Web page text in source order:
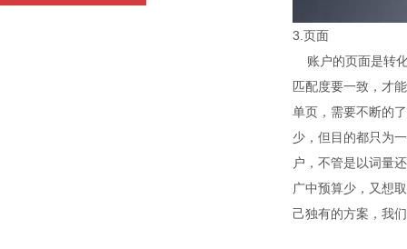
3.页面
账户的页面是转
匹配度要一致，才
单页，需要不断的
少，但目的都只为
户，不管是以词量
广中预算少，又想
己独有的方案，我